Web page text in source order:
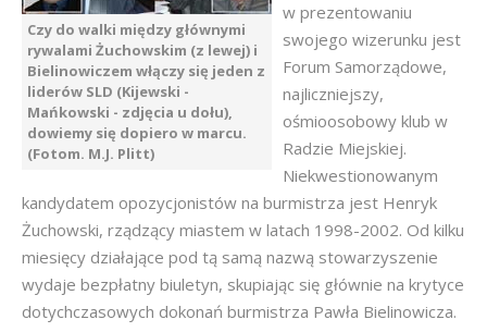
Czy do walki między głównymi
rywalami Żuchowskim (z lewej) i
Bielinowiczem włączy się jeden z
liderów SLD (Kijewski -
Mańkowski - zdjęcia u dołu),
dowiemy się dopiero w marcu.
(Fotom. M.J. Plitt)
w prezentowaniu
swojego wizerunku jest
Forum Samorządowe,
najliczniejszy,
ośmioosobowy klub w
Radzie Miejskiej.
Niekwestionowanym
kandydatem opozycjonistów na burmistrza jest Henryk
Żuchowski, rządzący miastem w latach 1998-2002. Od kilku
miesięcy działające pod tą samą nazwą stowarzyszenie
wydaje bezpłatny biuletyn, skupiając się głównie na krytyce
dotychczasowych dokonań burmistrza Pawła Bielinowicza.